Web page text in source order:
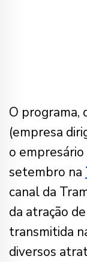
O programa,
(empresa
o empresário
setembro na
canal da
da atração
transmitida
diversos